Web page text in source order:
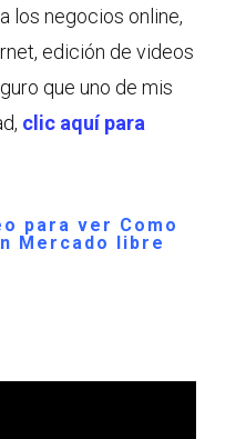
los negocios online,
edición de videos
que uno de mis
clic aquí para
para ver Como
Mercado libre